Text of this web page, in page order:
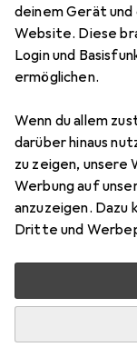
deinem Gerät
Website. Diese
Login und
ermöglichen.
Wenn du allem
darüber hinaus
zu zeigen,
Werbung auf
anzuzeigen. Dazu
Dritte und
Fisch
Preis in EUR inkl.
EUR
48,75
Bewertungen
Zwischen Di,
Nur 1 Stück
Lieferort